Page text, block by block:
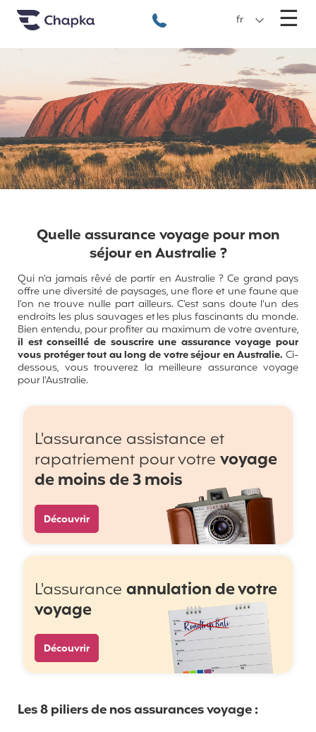
Chapka Assurances Voyages
+33 1 74 85 50 50
fr ☰
Quelle assurance voyage pour mon
séjour en Australie ?
Qui n'a jamais rêvé de partir en Australie ? Ce grand pays
offre une diversité de paysages, une flore et une faune que
l'on ne trouve nulle part ailleurs. C'est sans doute l'un des
endroits les plus sauvages et les plus fascinants du monde.
Bien entendu, pour profiter au maximum de votre aventure,
il est conseillé de souscrire une assurance voyage pour
vous protéger tout au long de votre séjour en Australie. Ci-
dessous, vous trouverez la meilleure assurance voyage
pour l'Australie.
L'assurance assistance et
rapatriement pour votre voyage
de moins de 3 mois
Découvrir
L'assurance annulation de votre
voyage
Découvrir
Les 8 piliers de nos assurances voyage :